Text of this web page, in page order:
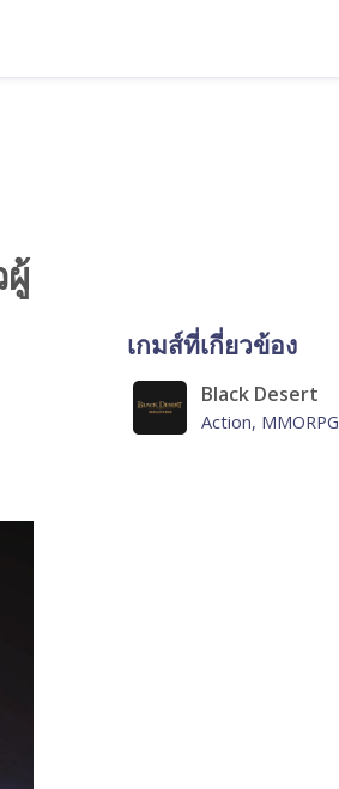
เกมส์ที่เกี่ยวข้อง
Black Desert
Action, MMORPG